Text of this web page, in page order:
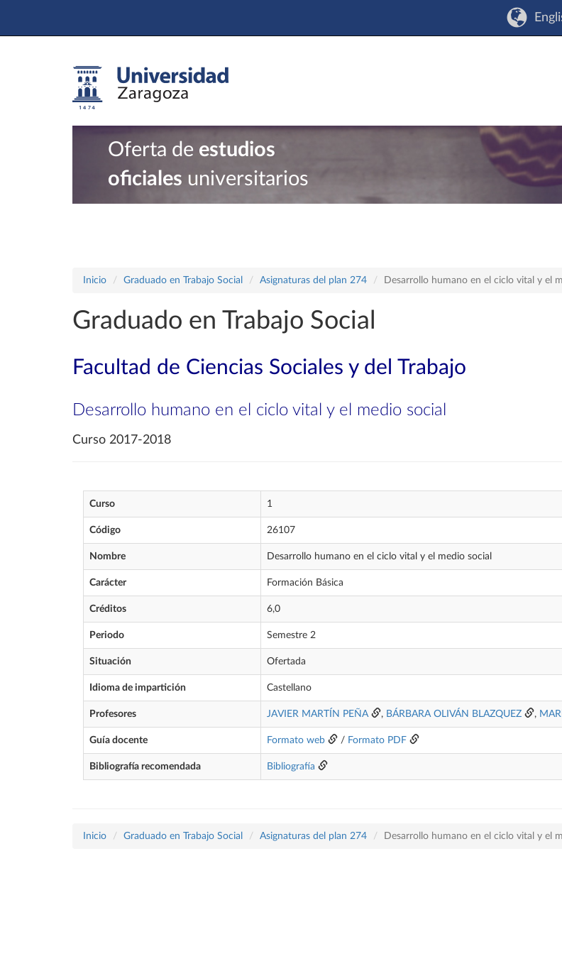
Oferta de estudios
oficiales universitarios
Inicio Graduado en Trabajo Social Asignaturas del plan 274 Desarrollo humano en el ciclo vital y el
Graduado en Trabajo Social
Facultad de Ciencias Sociales y del Trabajo
Desarrollo humano en el ciclo vital y el medio social
Curso 2017-2018
Curso 1
Código 26107
Nombre Desarrollo humano en el ciclo vital y el medio social
Carácter Formación Básica
Créditos 6,0
Periodo Semestre 2
Situación Ofertada
Idioma de impartición Castellano
Profesores JAVIER MARTÍN PEÑA , BÁRBARA OLIVÁN BLAZQUEZ ,
Guía docente Formato web / Formato PDF
Bibliografía recomendada Bibliografía
Inicio Graduado en Trabajo Social Asignaturas del plan 274 Desarrollo humano en el ciclo vital y el